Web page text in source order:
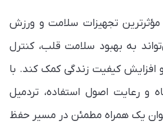
مؤثرترین تجهیزات سلامت و ورزش
به بهبود سلامت قلب، کنترل
کیفیت زندگی کمک کند. با
و رعایت اصول استفاده، تردمیل
یک همراه مطمئن در مسیر حفظ